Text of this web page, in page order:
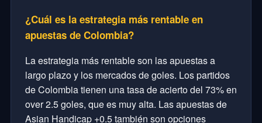
¿Cuál es la estrategia más rentable en
apuestas de Colombia?
La estrategia más rentable son las apuestas a
largo plazo y los mercados de goles. Los partidos
de Colombia tienen una tasa de acierto del 73% en
over 2.5 goles, que es muy alta. Las apuestas de
Asian Handicap +0.5 también son opciones